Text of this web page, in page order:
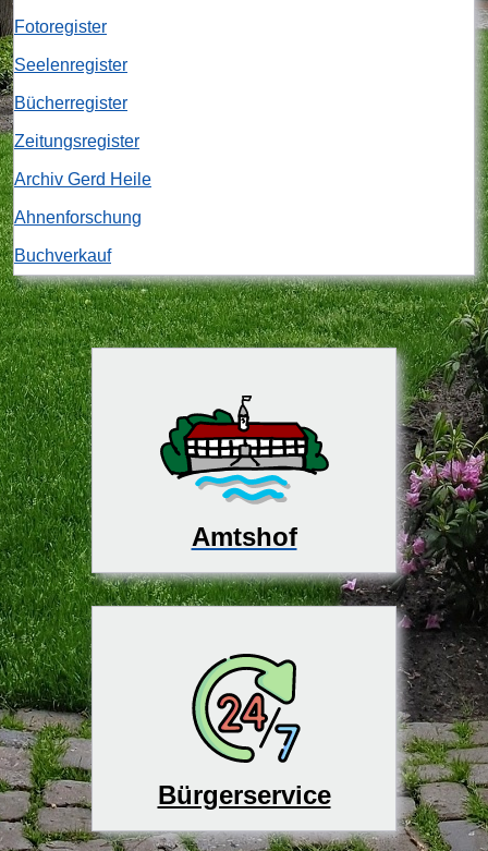
Fotoregister
Seelenregister
Bücherregister
Zeitungsregister
Archiv Gerd Heile
Ahnenforschung
Buchverkauf
Amtshof
Bürgerservice